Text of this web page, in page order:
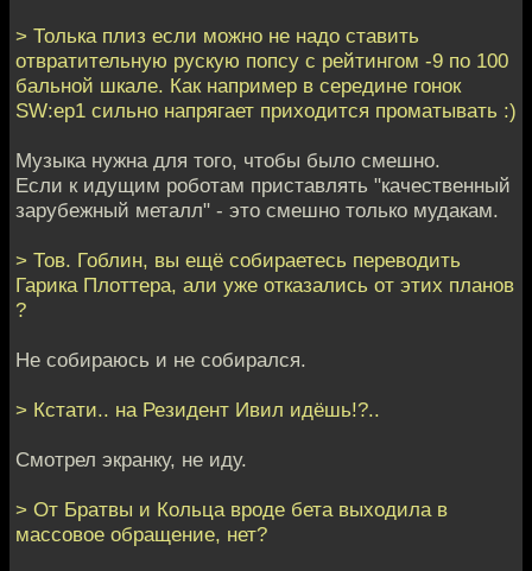
> Толька плиз если можно не надо ставить
отвратительную рускую попсу с рейтингом -9 по 100
бальной шкале. Как например в середине гонок
SW:ep1 сильно напрягает приходится проматывать :)
Музыка нужна для того, чтобы было смешно.
Если к идущим роботам приставлять "качественный
зарубежный металл" - это смешно только мудакам.
> Тов. Гоблин, вы ещё собираетесь переводить
Гарика Плоттера, али уже отказались от этих планов
?
Не собираюсь и не собирался.
> Кстати.. на Резидент Ивил идёшь!?..
Смотрел экранку, не иду.
> От Братвы и Кольца вроде бета выходила в
массовое обращение, нет?